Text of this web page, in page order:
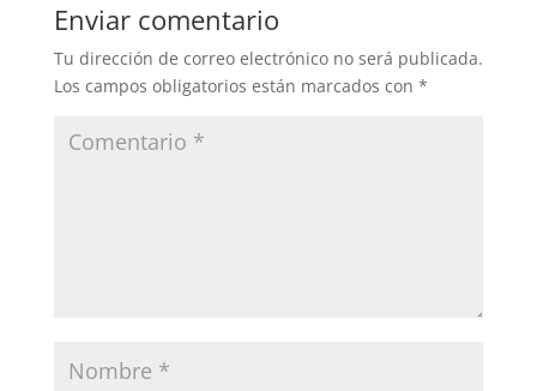
Enviar comentario
Tu dirección de correo electrónico no será publicada.
Los campos obligatorios están marcados con *